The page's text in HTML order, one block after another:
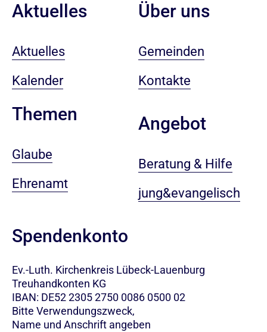
Aktuelles
Aktuelles
Kalender
Themen
Glaube
Ehrenamt
Über uns
Gemeinden
Kontakte
Angebot
Beratung & Hilfe
jung&evangelisch
Spendenkonto
Ev.-Luth. Kirchenkreis Lübeck-Lauenburg
Treuhandkonten KG
IBAN: DE52 2305 2750 0086 0500 02
Bitte Verwendungszweck,
Name und Anschrift angeben